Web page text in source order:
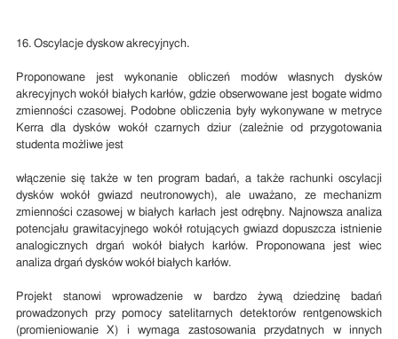
16. Oscylacje dyskow akrecyjnych.
Proponowane jest wykonanie obliczeń modów własnych dysków
akrecyjnych wokół białych karłów, gdzie obserwowane jest bogate widmo
zmienności czasowej. Podobne obliczenia były wykonywane w metryce
Kerra dla dysków wokół czarnych dziur (zależnie od przygotowania
studenta możliwe jest
włączenie się także w ten program badań, a także rachunki oscylacji
dysków wokół gwiazd neutronowych), ale uważano, ze mechanizm
zmienności czasowej w białych karłach jest odrębny. Najnowsza analiza
potencjału grawitacyjnego wokół rotujących gwiazd dopuszcza istnienie
analogicznych drgań wokół białych karłów. Proponowana jest wiec
analiza drgań dysków wokół białych karłów.
Projekt stanowi wprowadzenie w bardzo żywą dziedzinę badań
prowadzonych przy pomocy satelitarnych detektorów rentgenowskich
(promieniowanie X) i wymaga zastosowania przydatnych w innych